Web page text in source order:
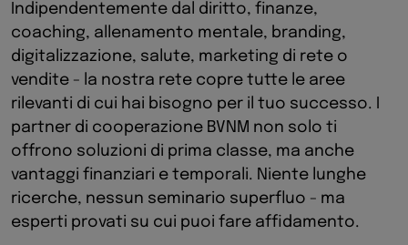
Indipendentemente dal diritto, finanze,
coaching, allenamento mentale, branding,
digitalizzazione, salute, marketing di rete o
vendite - la nostra rete copre tutte le aree
rilevanti di cui hai bisogno per il tuo successo. I
partner di cooperazione BVNM non solo ti
offrono soluzioni di prima classe, ma anche
vantaggi finanziari e temporali. Niente lunghe
ricerche, nessun seminario superfluo - ma
esperti provati su cui puoi fare affidamento.